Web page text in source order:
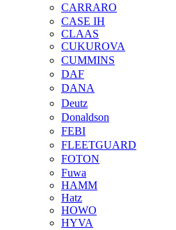
CARRARO
CASE IH
CLAAS
CUKUROVA
CUMMINS
DAF
DANA
Deutz
Donaldson
FEBI
FLEETGUARD
FOTON
Fuwa
HAMM
Hatz
HOWO
HYVA